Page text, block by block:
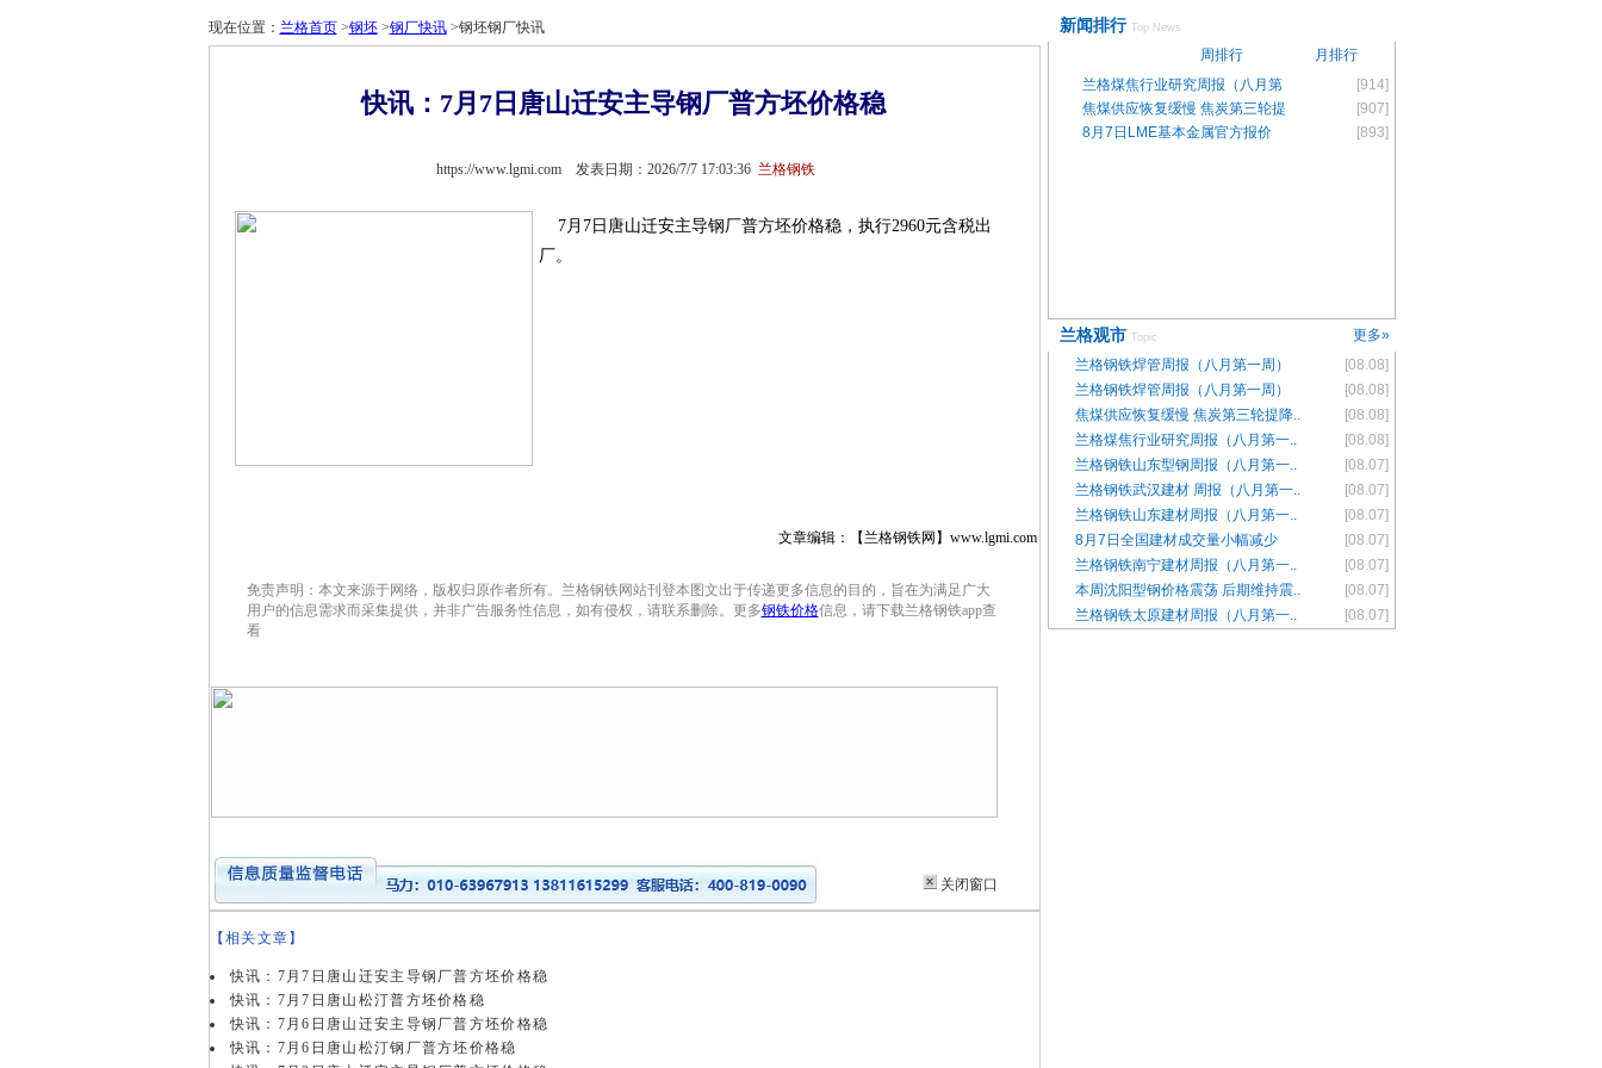
现在位置： 兰格首页>钢坯>钢厂快讯>钢坯钢厂快讯
快讯：7月7日唐山迁安主导钢厂普方坯价格稳
https://www.lgmi.com 发表日期：2026/7/7 17:03:36 兰格钢铁
7月7日唐山迁安主导钢厂普方坯价格稳，执行2960元含税出
厂。
文章编辑：【兰格钢铁网】www.lgmi.com
免责声明：本文来源于网络，版权归原作者所有。兰格钢铁网站刊登本图文出于传递更多信息的目的，旨在为满足广大
用户的信息需求而采集提供，并非广告服务性信息，如有侵权，请联系删除。更多钢铁价格信息，请下载兰格钢铁app查
看
关闭窗口
【相关文章】
快讯：7月7日唐山迁安主导钢厂普方坯价格稳
快讯：7月7日唐山松汀普方坯价格稳
快讯：7月6日唐山迁安主导钢厂普方坯价格稳
快讯：7月6日唐山松汀钢厂普方坯价格稳